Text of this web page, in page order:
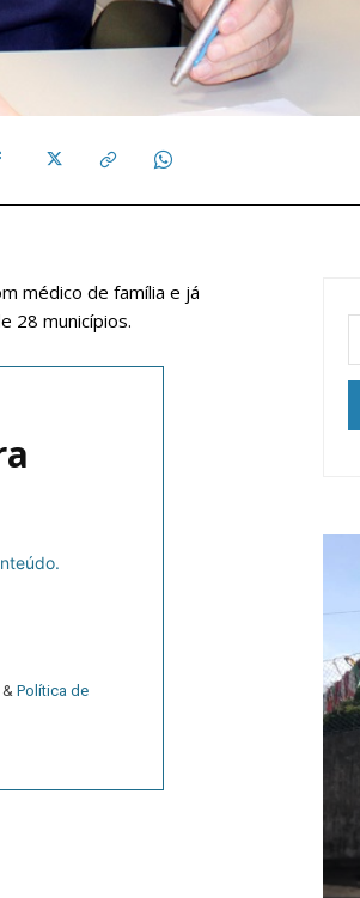
nos a manter este serviço público!
médico de família e já
28 municípios.
& Política de